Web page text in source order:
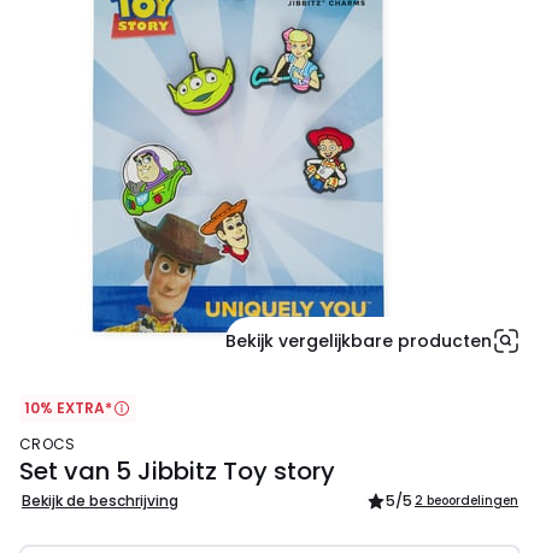
Bekijk vergelijkbare producten
10% EXTRA*
CROCS
Set van 5 Jibbitz Toy story
Bekijk de beschrijving 5/5 2 beoordelingen